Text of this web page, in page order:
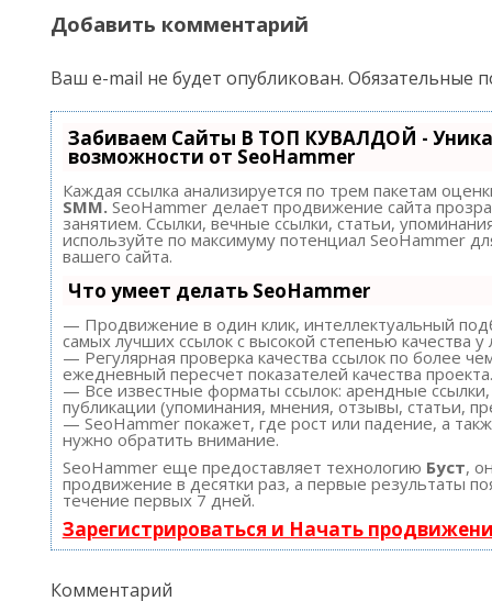
Добавить комментарий
Ваш e-mail не будет опубликован. Обязательные
Забиваем Сайты В ТОП КУВАЛДОЙ -
возможности от SeoHammer
Каждая ссылка анализируется по трем пакетам
SMM.SeoHammer делает продвижение сайта
занятием. Ссылки, вечные ссылки, статьи,
используйте по максимуму потенциал SeoHammer
вашего сайта.
Что умеет делать SeoHammer
— Продвижение в один клик, интеллектуальный
самых лучших ссылок с высокой степенью качества
— Регулярная проверка качества ссылок по более
ежедневный пересчет показателей качества проекта.
— Все известные форматы ссылок: арендные
публикации (упоминания, мнения, отзывы, статьи,
— SeoHammer покажет, где рост или падение, а
нужно обратить внимание.
SeoHammer еще предоставляет технологию Буст,
продвижение в десятки раз, а первые результаты
течение первых 7 дней.
Зарегистрироваться и Начать
Комментарий